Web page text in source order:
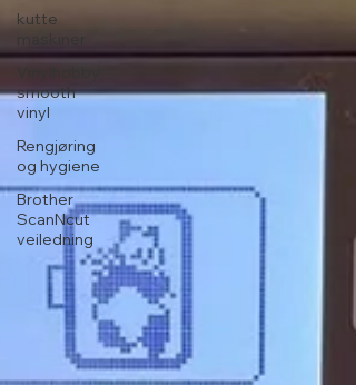
kutte
maskiner
smooth
vinyl
Rengjøring
og hygiene
Brother
ScanNcut
veiledning